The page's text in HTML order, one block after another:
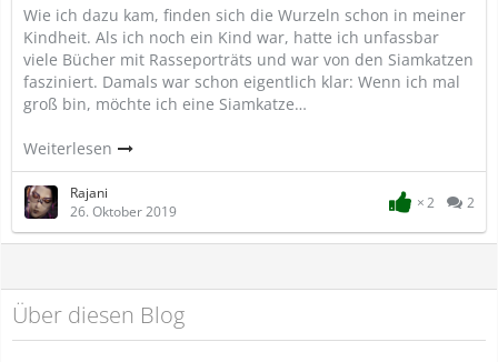
Wie ich dazu kam, finden sich die Wurzeln schon in meiner
Kindheit. Als ich noch ein Kind war, hatte ich unfassbar
viele Bücher mit Rasseporträts und war von den Siamkatzen
fasziniert. Damals war schon eigentlich klar: Wenn ich mal
groß bin, möchte ich eine Siamkatze…
Weiterlesen
Rajani
26. Oktober 2019
2 2
Über diesen Blog